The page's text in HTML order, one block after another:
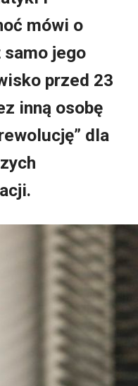
mówi o
samo jego
przed 23
inną osobę
dla